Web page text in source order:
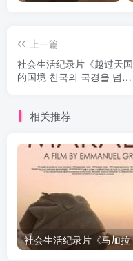
上一篇
社会生活纪录片《越过天国
的国境 천국의 국경을 넘
相关推荐